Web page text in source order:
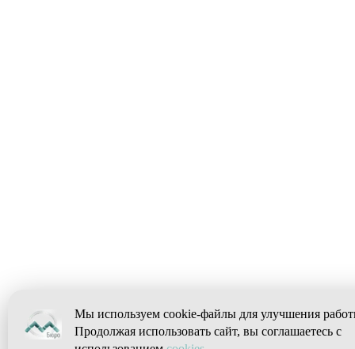
Мы используем cookie-файлы для улучшения
Продолжая использовать сайт, вы соглашаетесь с